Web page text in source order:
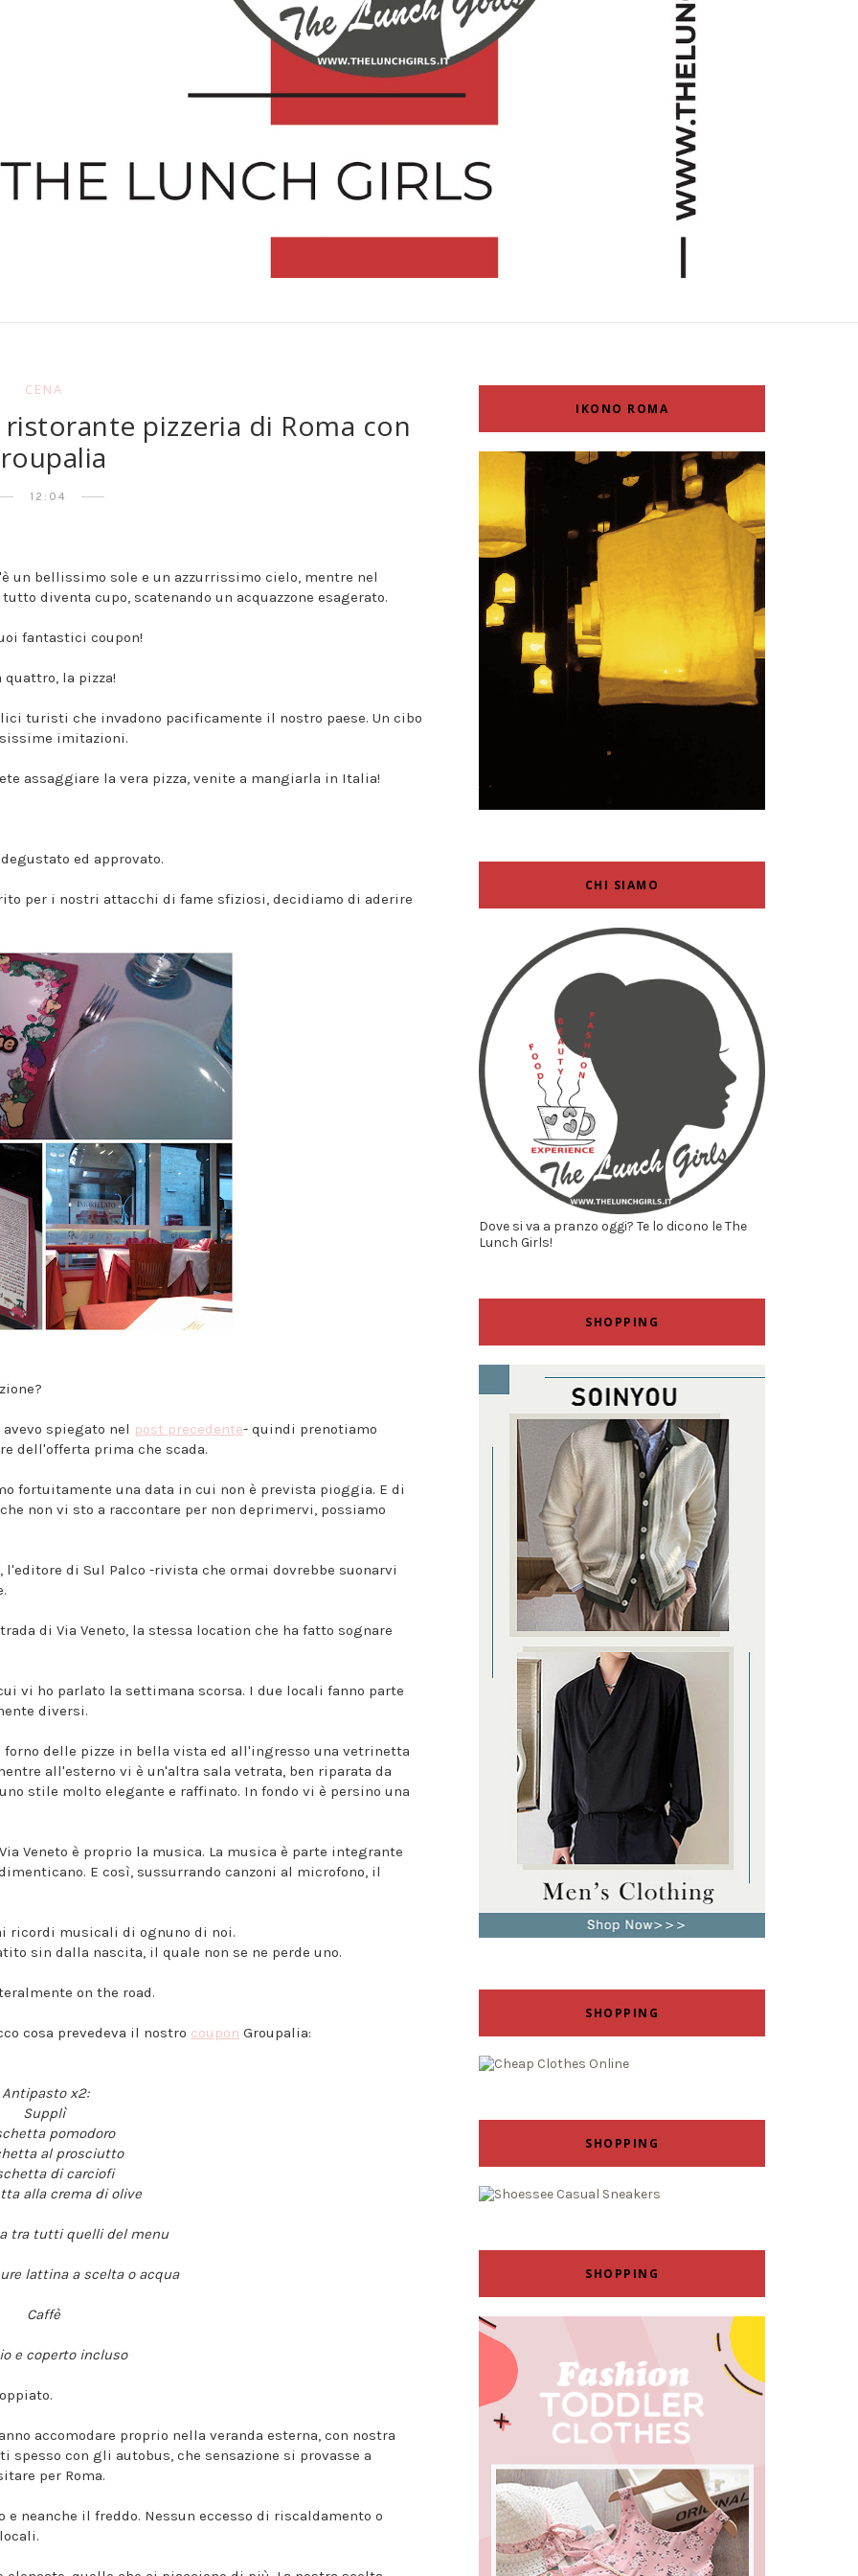
CENA
pizzeria di Roma con
12:04
un bellissimo sole e un azzurrissimo cielo, mentre nel
diventa cupo, scatenando un acquazzone esagerato.
fantastici coupon!
quattro, la pizza!
turisti che invadono pacificamente il nostro paese. Un cibo
imitazioni.
assaggiare la vera pizza, venite a mangiarla in Italia!
ed approvato.
per i nostri attacchi di fame sfiziosi, decidiamo di aderire
spiegato nel post precedente- quindi prenotiamo
dell'offerta prima che scada.
fortuitamente una data in cui non è prevista pioggia. E di
non vi sto a raccontare per non deprimervi, possiamo
l'editore di Sul Palco -rivista che ormai dovrebbe suonarvi
di Via Veneto, la stessa location che ha fatto sognare
vi ho parlato la settimana scorsa. I due locali fanno parte
diversi.
delle pizze in bella vista ed all'ingresso una vetrinetta
all'esterno vi è un'altra sala vetrata, ben riparata da
stile molto elegante e raffinato. In fondo vi è persino una
Veneto è proprio la musica. La musica è parte integrante
E così, sussurrando canzoni al microfono, il
ricordi musicali di ognuno di noi.
sin dalla nascita, il quale non se ne perde uno.
on the road.
cosa prevedeva il nostro coupon Groupalia:
Antipasto x2:
Supplì
pomodoro
al prosciutto
di carciofi
alla crema di olive
tra tutti quelli del menu
lattina a scelta o acqua
Caffè
e coperto incluso
accomodare proprio nella veranda esterna, con nostra
con gli autobus, che sensazione si provasse a
per Roma.
neanche il freddo. Nessun eccesso di riscaldamento o
IKONO ROMA
CHI SIAMO
Dove si va a pranzo oggi? Te lo dicono le The
Lunch Girls!
SHOPPING
SHOPPING
SHOPPING
SHOPPING